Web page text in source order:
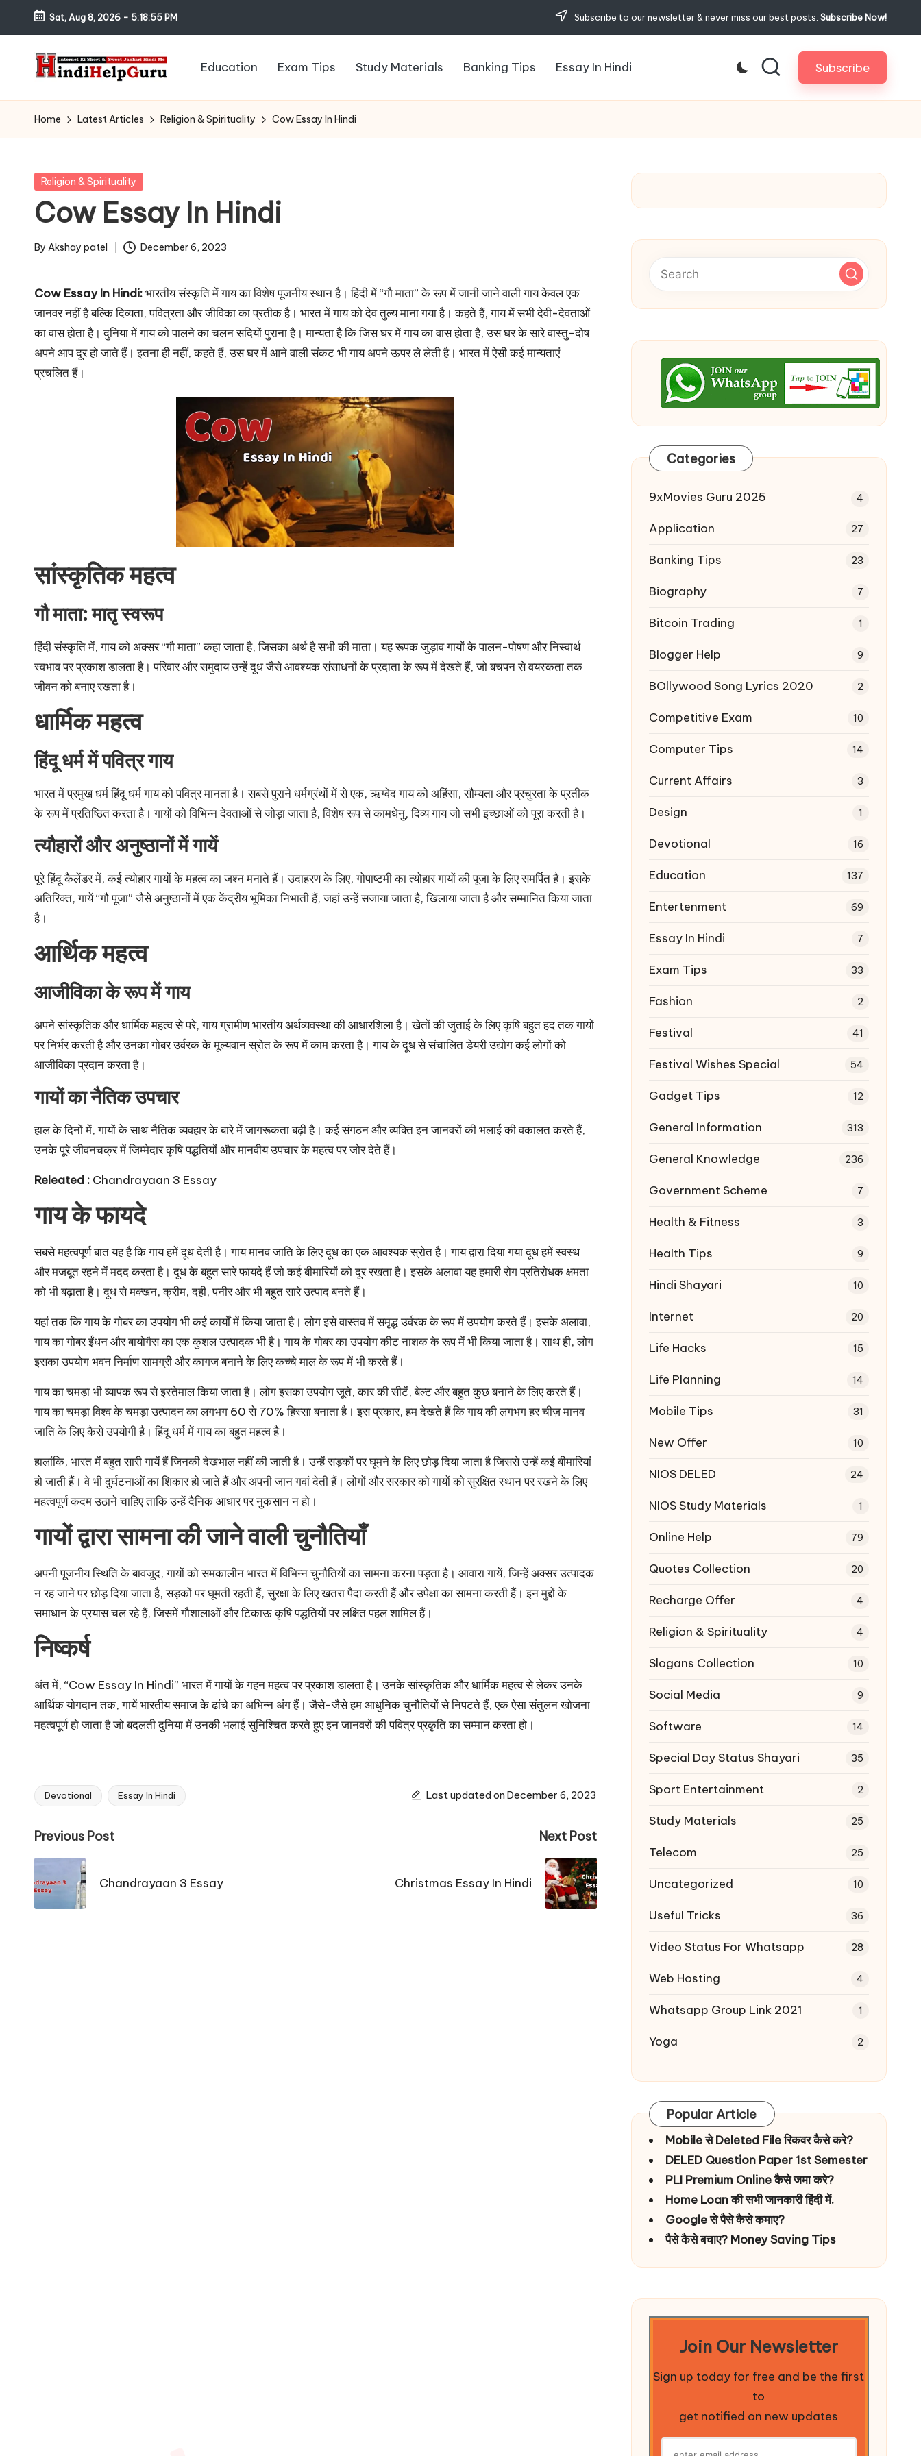
Skip
content
Sat, Aug 8, 2026 - 5:18:56 PM Subscribe to our newsletter & never miss our best posts. Subscribe Now!
H
in
H
el
p
u
r
u.
Ki
Short
Sweet
Jankari
Hindi
Education Exam Tips Study Materials Banking Tips Essay In Hindi Subscribe
Home Latest Articles Religion & Spirituality Cow Essay In Hindi
Posted
Religion & Spirituality
Cow Essay In Hindi
Posted
By Akshay patel December 6, 2023
Cow Essay In Hindi:भारतीय संस्कृति में गाय का विशेष पूजनीय स्थान है। हिंदी में “गौ माता” के रूप में जानी जाने वाली गाय केवल एक
जानवर नहीं है बल्कि दिव्यता, पवित्रता और जीविका का प्रतीक है। भारत में गाय को देव तुल्य माना गया है। कहते हैं, गाय में सभी देवी-देवताओं
का वास होता है। दुनिया में गाय को पालने का चलन सदियों पुराना है। मान्यता है कि जिस घर में गाय का वास होता है, उस घर के सारे वास्तु-दोष
अपने आप दूर हो जाते हैं। इतना ही नहीं, कहते हैं, उस घर में आने वाली संकट भी गाय अपने ऊपर ले लेती है। भारत में ऐसी कई मान्यताएं
प्रचलित हैं।
सांस्कृतिक महत्व
गौ माता: मातृ स्वरूप
हिंदी संस्कृति में, गाय को अक्सर “गौ माता” कहा जाता है, जिसका अर्थ है सभी की माता। यह रूपक जुड़ाव गायों के पालन-पोषण और निस्वार्थ
स्वभाव पर प्रकाश डालता है। परिवार और समुदाय उन्हें दूध जैसे आवश्यक संसाधनों के प्रदाता के रूप में देखते हैं, जो बचपन से वयस्कता तक
जीवन को बनाए रखता है।
धार्मिक महत्व
हिंदू धर्म में पवित्र गाय
भारत में प्रमुख धर्म हिंदू धर्म गाय को पवित्र मानता है। सबसे पुराने धर्मग्रंथों में से एक, ऋग्वेद गाय को अहिंसा, सौम्यता और प्रचुरता के प्रतीक
के रूप में प्रतिष्ठित करता है। गायों को विभिन्न देवताओं से जोड़ा जाता है, विशेष रूप से कामधेनु, दिव्य गाय जो सभी इच्छाओं को पूरा करती है।
त्यौहारों और अनुष्ठानों में गायें
पूरे हिंदू कैलेंडर में, कई त्योहार गायों के महत्व का जश्न मनाते हैं। उदाहरण के लिए, गोपाष्टमी का त्योहार गायों की पूजा के लिए समर्पित है। इसके
अतिरिक्त, गायें “गौ पूजा” जैसे अनुष्ठानों में एक केंद्रीय भूमिका निभाती हैं, जहां उन्हें सजाया जाता है, खिलाया जाता है और सम्मानित किया जाता
है।
आर्थिक महत्व
आजीविका के रूप में गाय
अपने सांस्कृतिक और धार्मिक महत्व से परे, गाय ग्रामीण भारतीय अर्थव्यवस्था की आधारशिला है। खेतों की जुताई के लिए कृषि बहुत हद तक गायों
पर निर्भर करती है और उनका गोबर उर्वरक के मूल्यवान स्रोत के रूप में काम करता है। गाय के दूध से संचालित डेयरी उद्योग कई लोगों को
आजीविका प्रदान करता है।
गायों का नैतिक उपचार
हाल के दिनों में, गायों के साथ नैतिक व्यवहार के बारे में जागरूकता बढ़ी है। कई संगठन और व्यक्ति इन जानवरों की भलाई की वकालत करते हैं,
उनके पूरे जीवनचक्र में जिम्मेदार कृषि पद्धतियों और मानवीय उपचार के महत्व पर जोर देते हैं।
Releated : Chandrayaan 3 Essay
गाय के फायदे
सबसे महत्वपूर्ण बात यह है कि गाय हमें दूध देती है। गाय मानव जाति के लिए दूध का एक आवश्यक स्रोत है। गाय द्वारा दिया गया दूध हमें स्वस्थ
और मजबूत रहने में मदद करता है। दूध के बहुत सारे फायदे हैं जो कई बीमारियों को दूर रखता है। इसके अलावा यह हमारी रोग प्रतिरोधक क्षमता
को भी बढ़ाता है। दूध से मक्खन, क्रीम, दही, पनीर और भी बहुत सारे उत्पाद बनते हैं।
यहां तक ​​कि गाय के गोबर का उपयोग भी कई कार्यों में किया जाता है। लोग इसे वास्तव में समृद्ध उर्वरक के रूप में उपयोग करते हैं। इसके अलावा,
गाय का गोबर ईंधन और बायोगैस का एक कुशल उत्पादक भी है। गाय के गोबर का उपयोग कीट नाशक के रूप में भी किया जाता है। साथ ही, लोग
इसका उपयोग भवन निर्माण सामग्री और कागज बनाने के लिए कच्चे माल के रूप में भी करते हैं।
गाय का चमड़ा भी व्यापक रूप से इस्तेमाल किया जाता है। लोग इसका उपयोग जूते, कार की सीटें, बेल्ट और बहुत कुछ बनाने के लिए करते हैं।
गाय का चमड़ा विश्व के चमड़ा उत्पादन का लगभग 60 से 70% हिस्सा बनाता है। इस प्रकार, हम देखते हैं कि गाय की लगभग हर चीज़ मानव
जाति के लिए कैसे उपयोगी है। हिंदू धर्म में गाय का बहुत महत्व है।
हालांकि, भारत में बहुत सारी गायें हैं जिनकी देखभाल नहीं की जाती है। उन्हें सड़कों पर घूमने के लिए छोड़ दिया जाता है जिससे उन्हें कई बीमारियां
हो जाती हैं। वे भी दुर्घटनाओं का शिकार हो जाते हैं और अपनी जान गवां देती हैं। लोगों और सरकार को गायों को सुरक्षित स्थान पर रखने के लिए
महत्वपूर्ण कदम उठाने चाहिए ताकि उन्हें दैनिक आधार पर नुकसान न हो।
गायों द्वारा सामना की जाने वाली चुनौतियाँ
अपनी पूजनीय स्थिति के बावजूद, गायों को समकालीन भारत में विभिन्न चुनौतियों का सामना करना पड़ता है। आवारा गायें, जिन्हें अक्सर उत्पादक
न रह जाने पर छोड़ दिया जाता है, सड़कों पर घूमती रहती हैं, सुरक्षा के लिए खतरा पैदा करती हैं और उपेक्षा का सामना करती हैं। इन मुद्दों के
समाधान के प्रयास चल रहे हैं, जिसमें गौशालाओं और टिकाऊ कृषि पद्धतियों पर लक्षित पहल शामिल हैं।
निष्कर्ष
अंत में, “Cow Essay In Hindi” भारत में गायों के गहन महत्व पर प्रकाश डालता है। उनके सांस्कृतिक और धार्मिक महत्व से लेकर उनके
आर्थिक योगदान तक, गायें भारतीय समाज के ढांचे का अभिन्न अंग हैं। जैसे-जैसे हम आधुनिक चुनौतियों से निपटते हैं, एक ऐसा संतुलन खोजना
महत्वपूर्ण हो जाता है जो बदलती दुनिया में उनकी भलाई सुनिश्चित करते हुए इन जानवरों की पवित्र प्रकृति का सम्मान करता हो।
Tags:
Devotional Essay In Hindi Last updated on December 6, 2023
Post
navigation
Previous Post
Chandrayaan 3 Essay
Next Post
Christmas Essay In Hindi
Categories
9xMovies Guru 2025 4
Application 27
Banking Tips 23
Biography 7
Bitcoin Trading 1
Blogger Help 9
BOllywood Song Lyrics 2020 2
Competitive Exam 10
Computer Tips 14
Current Affairs 3
Design 1
Devotional 16
Education 137
Entertenment 69
Essay In Hindi 7
Exam Tips 33
Fashion 2
Festival 41
Festival Wishes Special 54
Gadget Tips 12
General Information 313
General Knowledge 236
Government Scheme 7
Health & Fitness 3
Health Tips 9
Hindi Shayari 10
Internet 20
Life Hacks 15
Life Planning 14
Mobile Tips 31
New Offer 10
NIOS DELED 24
NIOS Study Materials 1
Online Help 79
Quotes Collection 20
Recharge Offer 4
Religion & Spirituality 4
Slogans Collection 10
Social Media 9
Software 14
Special Day Status Shayari 35
Sport Entertainment 2
Study Materials 25
Telecom 25
Uncategorized 10
Useful Tricks 36
Video Status For Whatsapp 28
Web Hosting 4
Whatsapp Group Link 2021 1
Yoga 2
Popular Article
Mobile से Deleted File रिकवर कैसे करे?
DELED Question Paper 1st Semester
PLI Premium Online कैसे जमा करे?
Home Loan की सभी जानकारी हिंदी में.
Google से पैसे कैसे कमाए?
पैसे कैसे बचाए? Money Saving Tips
Join Our Newsletter
Sign up today for free and be the first
to
get notified on new updates